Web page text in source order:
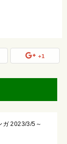
+1
ガ 2023/3/5～